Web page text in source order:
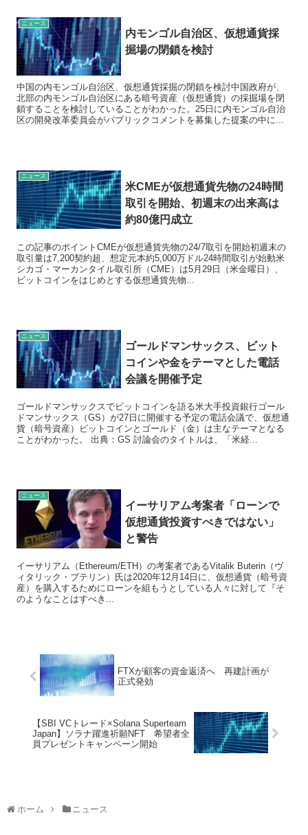
ニュース
内モンゴル自治区、仮想通貨採
掘場の閉鎖を検討
中国の内モンゴル自治区、仮想通貨採掘の閉鎖を検討中国政府が、
北部の内モンゴル自治区にある暗号資産（仮想通貨）の採掘場を閉
鎖することを検討していることがわかった。25日に内モンゴル自治
区の開発改革委員会がパブリックコメントを募集した提案の中に...
ニュース
米CMEが仮想通貨先物の24時間
取引を開始、初週末の出来高は
約80億円成立
この記事のポイントCMEが仮想通貨先物の24/7取引を開始初週末の
取引量は7,200契約超、想定元本約5,000万ドル24時間取引が始動米
シカゴ・マーカンタイル取引所（CME）は5月29日（米金曜日）、
ビットコインをはじめとする仮想通貨先物...
ニュース
ゴールドマンサックス、ビット
コインや金をテーマとした電話
会議を開催予定
ゴールドマンサックスでビットコインを語る米大手投資銀行ゴール
ドマンサックス（GS）が27日に開催する予定の電話会議で、仮想通
貨（暗号資産）ビットコインとゴールド（金）は主なテーマとなる
ことがわかった。 出典：GS 討論会のタイトルは、「米経...
ニュース
イーサリアム考案者「ローンで
仮想通貨投資すべきではない」
と警告
イーサリアム（Ethereum/ETH）の考案者であるVitalik Buterin（ヴ
ィタリック・ブテリン）氏は2020年12月14日に、仮想通貨（暗号資
産）を購入するためにローンを組もうとしている人々に対して『そ
のようなことはすべき...
FTXが顧客の資金返済へ 再建計画が
正式発効
【SBI VCトレード×Solana Superteam
Japan】ソラナ躍進祈願NFT 希望者全
員プレゼントキャンペーン開始
ホーム ニュース